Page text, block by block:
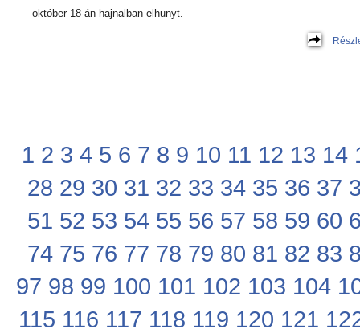
október 18-án hajnalban elhunyt.
1 2 3 4 5 6 7 8 9 10 11 12 13 14
28 29 30 31 32 33 34 35 36 37
51 52 53 54 55 56 57 58 59 60
74 75 76 77 78 79 80 81 82 83
97 98 99 100 101 102 103 104
115 116 117 118 119 120 121